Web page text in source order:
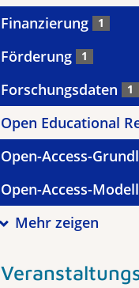
Finanzierung 1
Förderung 1
Forschungsdaten 1
Open Educational
Open-Access-
Open-Access-
Mehr zeigen